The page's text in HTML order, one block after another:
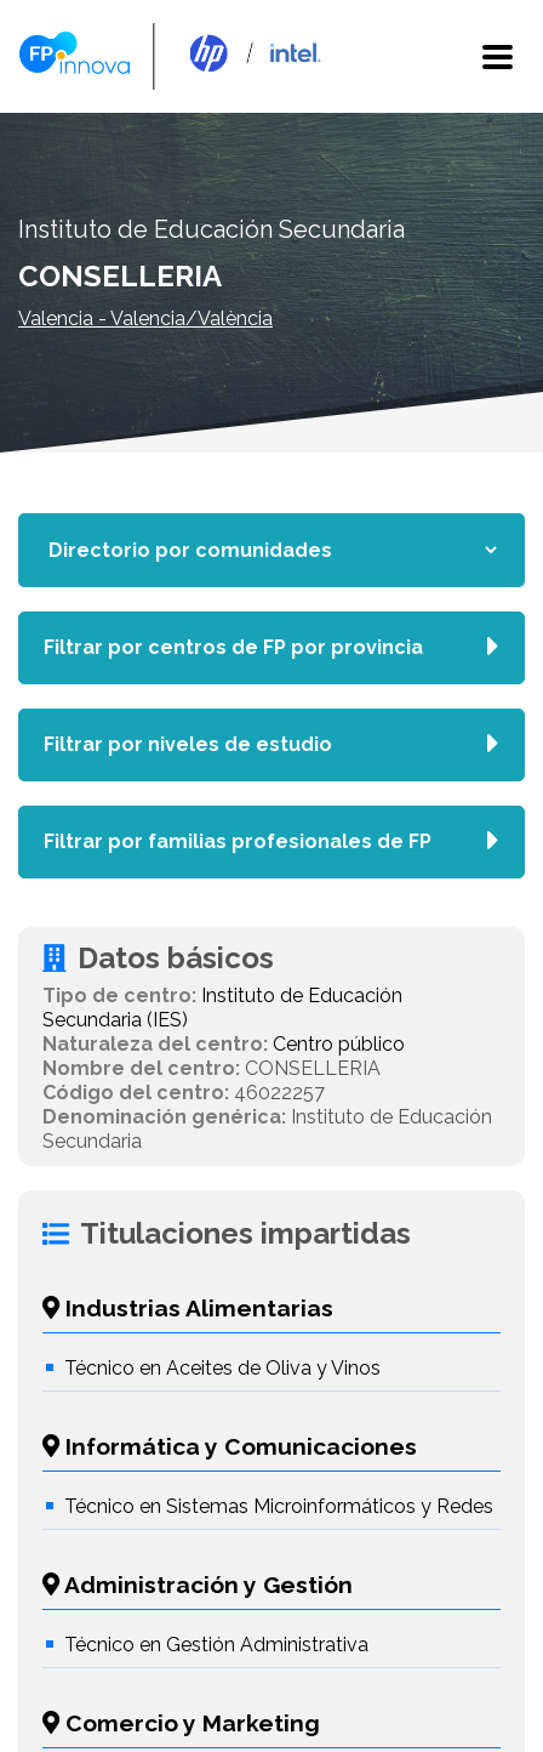
Instituto de Educación Secundaria
CONSELLERIA
Valencia - Valencia/València
Datos básicos
Tipo de centro: Instituto de Educación
Secundaria (IES)
Naturaleza del centro: Centro público
Nombre del centro: CONSELLERIA
Código del centro: 46022257
Denominación genérica: Instituto de Educación
Secundaria
Titulaciones impartidas
Industrias Alimentarias
Técnico en Aceites de Oliva y Vinos
Informática y Comunicaciones
Técnico en Sistemas Microinformáticos y Redes
Administración y Gestión
Técnico en Gestión Administrativa
Comercio y Marketing
Filtrar por centros de FP por provincia
Filtrar por niveles de estudio
Filtrar por familias profesionales de FP